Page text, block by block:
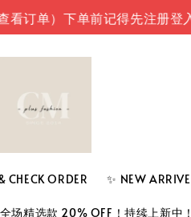
）下单前记得先注册登入您的
ORDER ✨ NEW
场精选款 20% OFF！持续上新中！